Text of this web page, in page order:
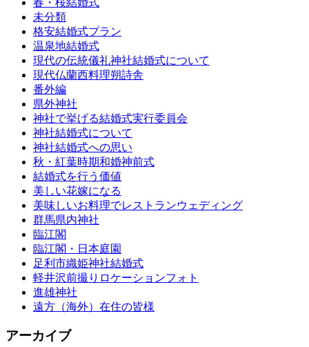
未分類
格安結婚式プラン
温泉地結婚式
現代の伝統儀礼神社結婚式について
現代仏蘭西料理朔詩舎
番外編
県外神社
神社で挙げる結婚式実行委員会
神社結婚式について
神社結婚式への思い
秋・紅葉時期和婚神前式
結婚式を行う価値
美しい花嫁になる
美味しいお料理でレストランウェディング
群馬県内神社
臨江閣
臨江閣・日本庭園
足利市織姫神社結婚式
軽井沢前撮りロケーションフォト
進雄神社
遠方（海外）在住の皆様
アーカイブ